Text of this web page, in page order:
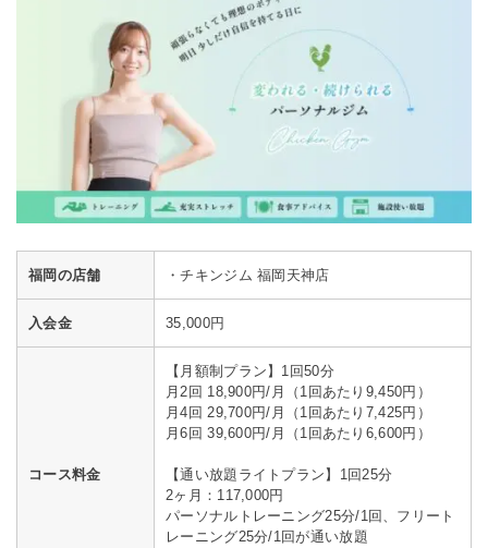
福岡の店舗 ・チキンジム 福岡天神店
入会金 35,000円
コース料金
【月額制プラン】1回50分
月2回 18,900円/月（1回あたり9,450円）
月4回 29,700円/月（1回あたり7,425円）
月6回 39,600円/月（1回あたり6,600円）
【通い放題ライトプラン】1回25分
2ヶ月：117,000円
パーソナルトレーニング25分/1回、フリート
レーニング25分/1回が通い放題